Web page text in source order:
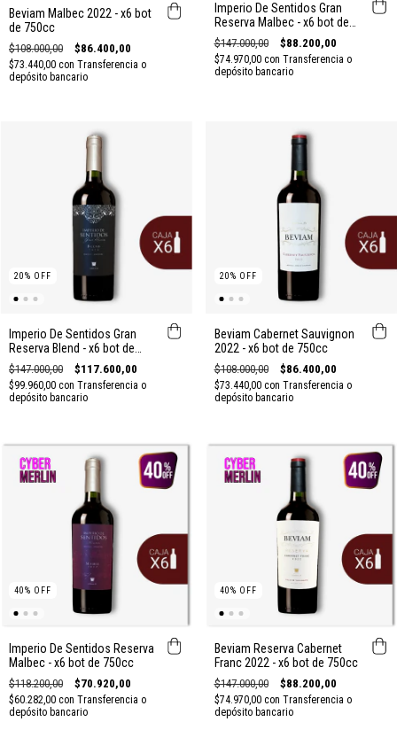
Beviam Malbec 2022 - x6 bot
de 750cc
$108.000,00 $86.400,00
$73.440,00 con Transferencia o
depósito bancario
Imperio De Sentidos Gran
Reserva Malbec - x6 bot de
750cc
$147.000,00 $88.200,00
$74.970,00 con Transferencia o
depósito bancario
20% OFF
Imperio De Sentidos Gran
Reserva Blend - x6 bot de
750cc
$147.000,00 $117.600,00
$99.960,00 con Transferencia o
depósito bancario
20% OFF
Beviam Cabernet Sauvignon
2022 - x6 bot de 750cc
$108.000,00 $86.400,00
$73.440,00 con Transferencia o
depósito bancario
40% OFF
Imperio De Sentidos Reserva
Malbec - x6 bot de 750cc
$118.200,00 $70.920,00
$60.282,00 con Transferencia o
depósito bancario
40% OFF
Beviam Reserva Cabernet
Franc 2022 - x6 bot de 750cc
$147.000,00 $88.200,00
$74.970,00 con Transferencia o
depósito bancario